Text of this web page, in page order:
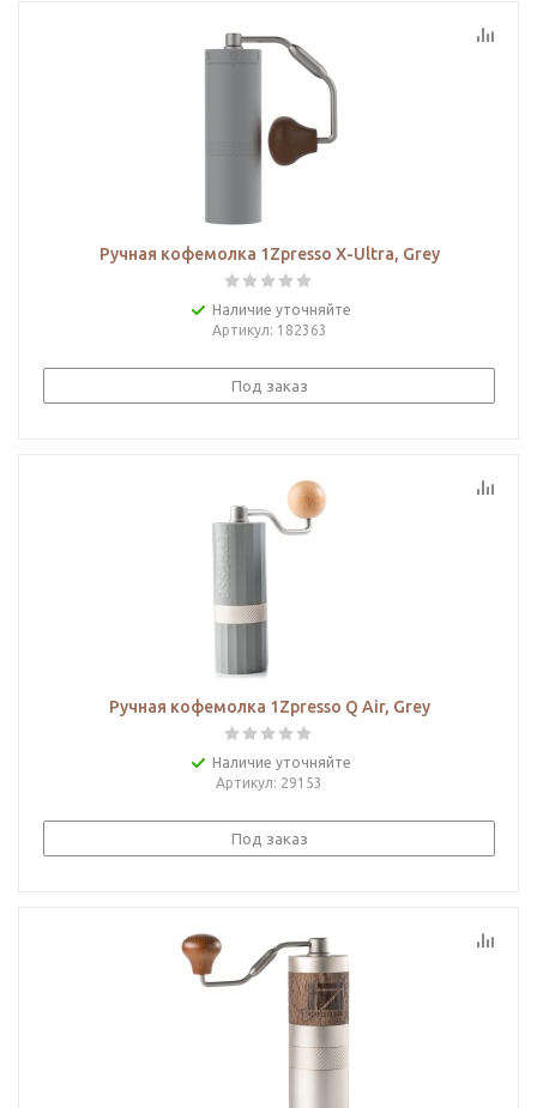
Ручная кофемолка 1Zpresso X-Ultra, Grey
Наличие уточняйте
Артикул: 182363
Под заказ
Ручная кофемолка 1Zpresso Q Air, Grey
Наличие уточняйте
Артикул: 29153
Под заказ